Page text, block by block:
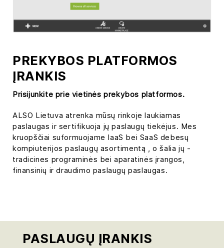
PREKYBOS PLATFORMOS
ĮRANKIS
Prisijunkite prie vietinės prekybos platformos.
ALSO Lietuva atrenka mūsų rinkoje laukiamas
paslaugas ir sertifikuoja jų paslaugų tiekėjus. Mes
kruopščiai suformuojame IaaS bei SaaS debesų
kompiuterijos paslaugų asortimentą , o šalia jų -
tradicines programinės bei aparatinės įrangos,
finansinių ir draudimo paslaugų paslaugas.
PASLAUGŲ ĮRANKIS